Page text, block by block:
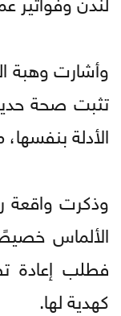
وأشارت وهبة
تثبت صحة
الأدلة
وذكرت واقعة
الألماس
فطلب إعادة
كهدية لها.